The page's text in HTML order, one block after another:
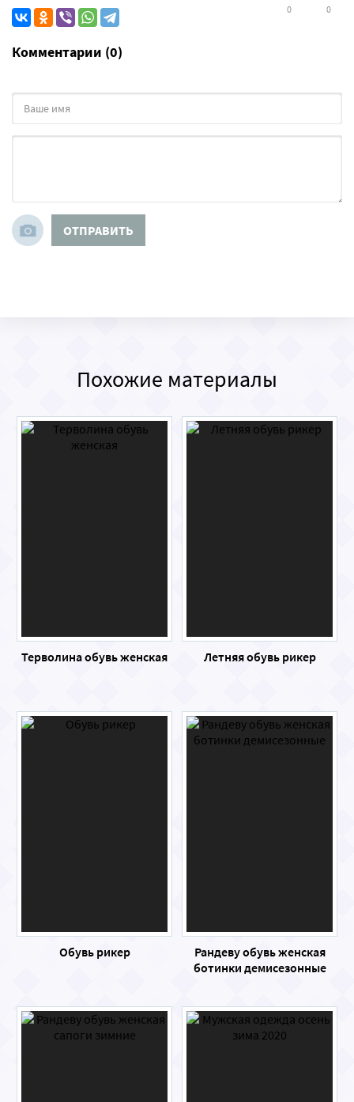
0 0
Комментарии (0)
ОТПРАВИТЬ
Похожие материалы
Терволина обувь женская Летняя обувь рикер
Обувь рикер
Рандеву обувь женская
ботинки демисезонные